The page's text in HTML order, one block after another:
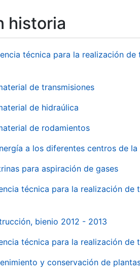
historia
técnica para la realización
de transmisiones
de hidraúlica
de rodamientos
a los diferentes centros de la
para aspiración de gases
técnica para la realización
bienio 2012 - 2013
técnica para la realización
y conservación de